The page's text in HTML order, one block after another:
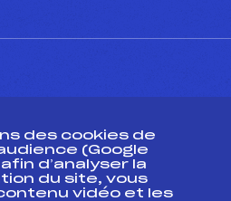
des cookies de
(Google
d’analyser la
du site, vous
vidéo et les